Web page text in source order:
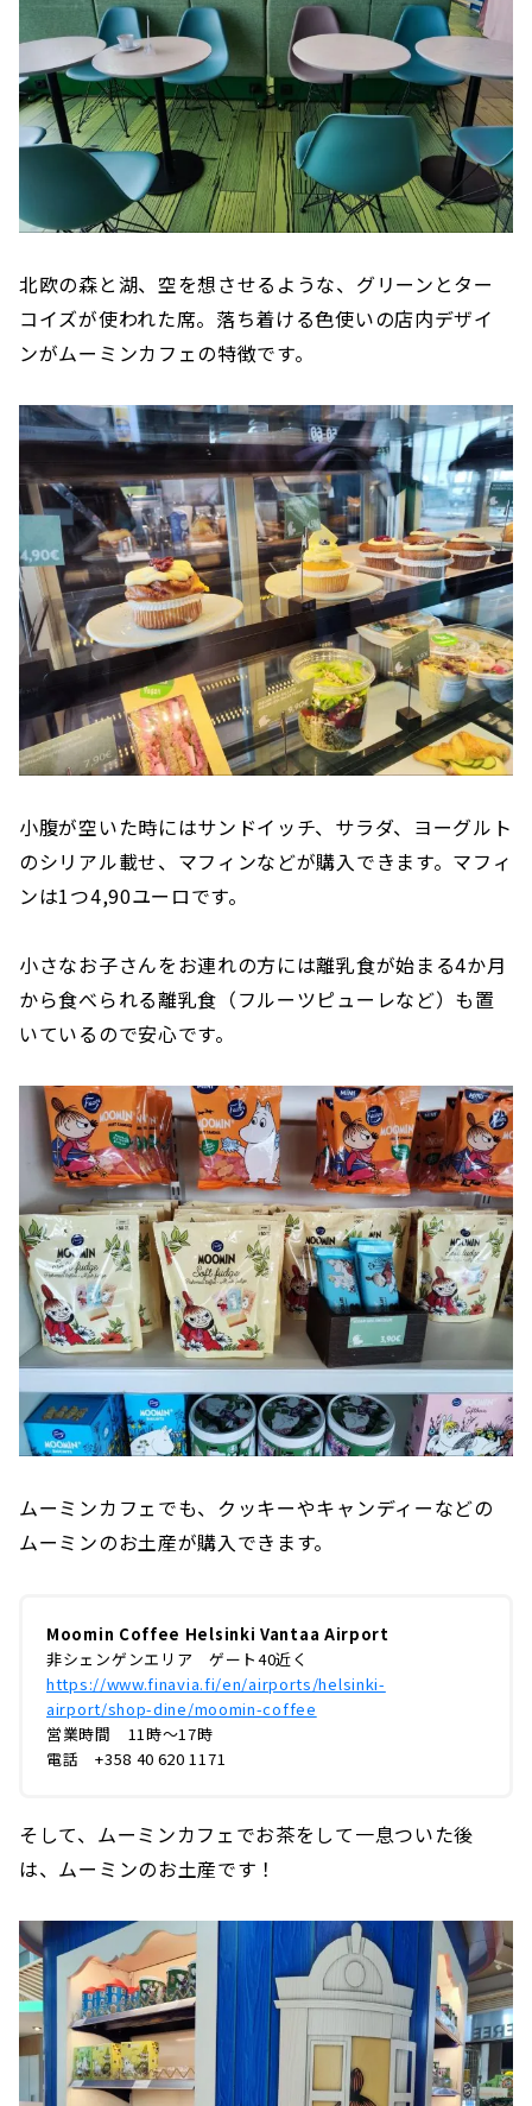
北欧の森と湖、空を想させるような、グリーンとター
コイズが使われた席。落ち着ける色使いの店内デザイ
ンがムーミンカフェの特徴です。
小腹が空いた時にはサンドイッチ、サラダ、ヨーグルト
のシリアル載せ、マフィンなどが購入できます。マフィ
ンは1つ4,90ユーロです。
小さなお子さんをお連れの方には離乳食が始まる4か月
から食べられる離乳食（フルーツピューレなど）も置
いているので安心です。
ムーミンカフェでも、クッキーやキャンディーなどの
ムーミンのお土産が購入できます。
Moomin Coffee Helsinki Vantaa Airport
非シェンゲンエリア ゲート40近く
https://www.finavia.fi/en/airports/helsinki-
airport/shop-dine/moomin-coffee
営業時間 11時～17時
電話 +358 40 620 1171
そして、ムーミンカフェでお茶をして一息ついた後
は、ムーミンのお土産です！